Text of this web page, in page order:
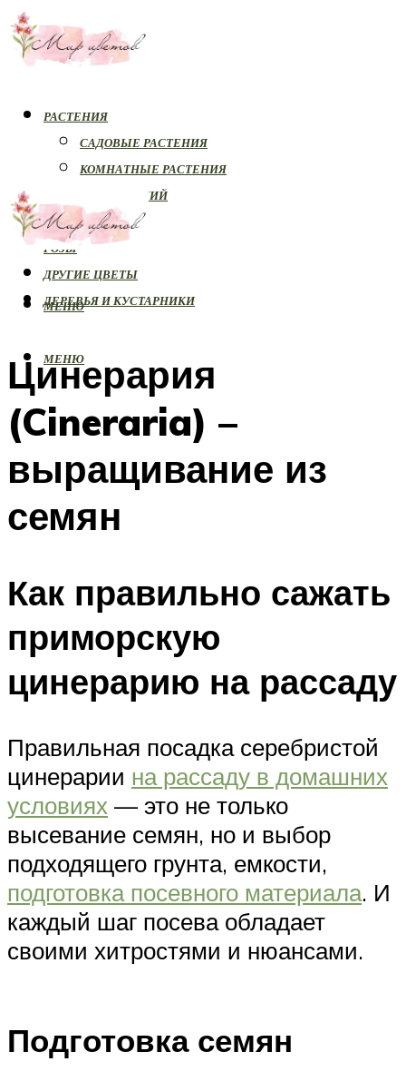
РАСТЕНИЯ
САДОВЫЕ РАСТЕНИЯ
КОМНАТНЫЕ РАСТЕНИЯ
БОЛЕЗНИ РАСТЕНИЙ
ОРХИДЕИ
РОЗЫ
ДРУГИЕ ЦВЕТЫ
ДЕРЕВЬЯ И КУСТАРНИКИ
МЕНЮ
МЕНЮ
Цинерария
(Cineraria) –
выращивание из
семян
Как правильно сажать
приморскую
цинерарию на рассаду
Правильная посадка серебристой
цинерарии на рассаду в домашних
условиях — это не только
высевание семян, но и выбор
подходящего грунта, емкости,
подготовка посевного материала. И
каждый шаг посева обладает
своими хитростями и нюансами.
Подготовка семян